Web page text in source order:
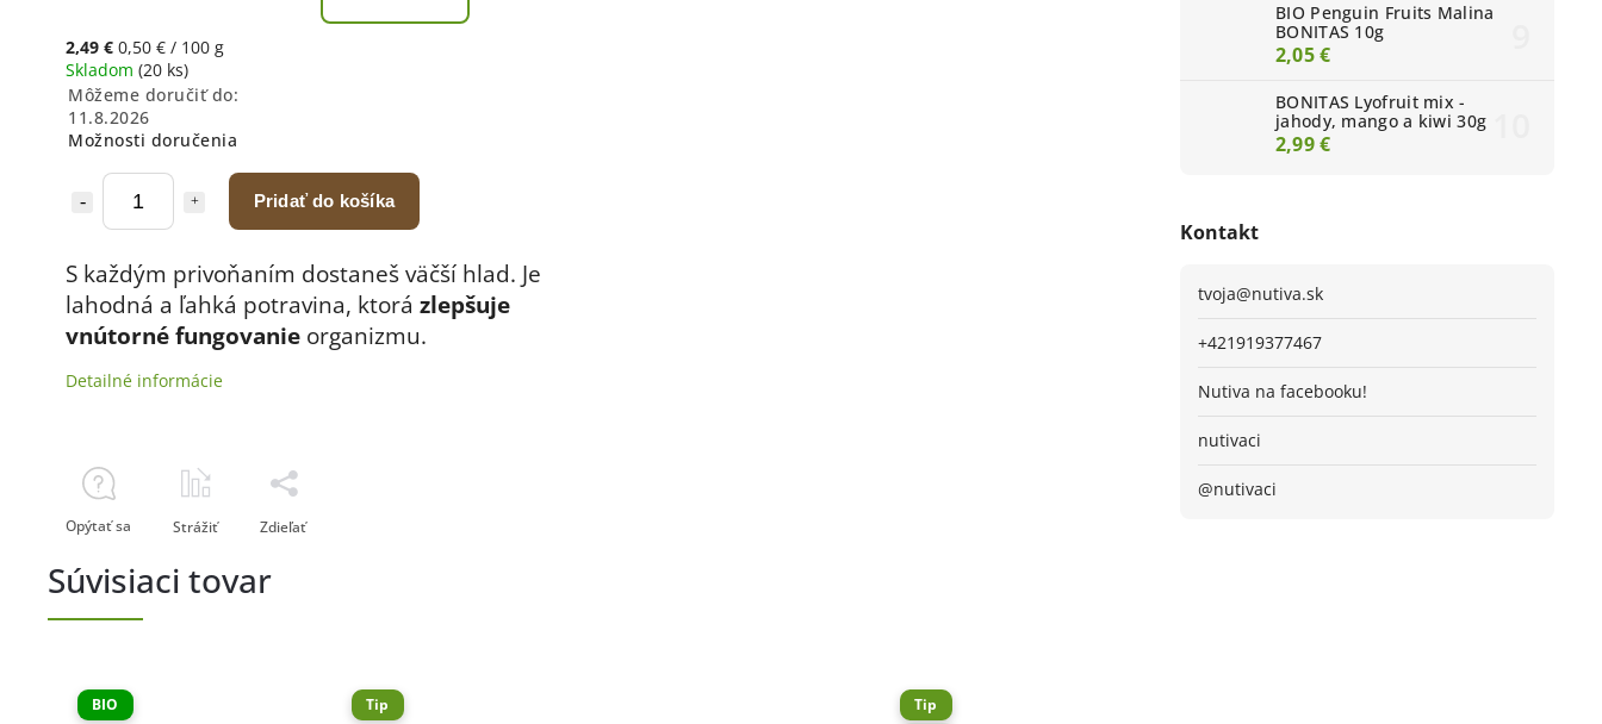
BIO Penguin Fruits Malina
BONITAS 10g
2,05 €
BONITAS Lyofruit mix -
jahody, mango a kiwi 30g
2,99 €
Kontakt
tvoja@nutiva.sk
+421919377467
Nutiva na facebooku!
nutivaci
@nutivaci
2,49 € 0,50 € / 100 g
Skladom (20 ks)
Môžeme doručiť do:
11.8.2026
Možnosti doručenia
Pridať do košíka
S každým privoňaním dostaneš väčší hlad. Je
lahodná a ľahká potravina, ktorá zlepšuje
vnútorné fungovanie organizmu.
Detailné informácie
Opýtať sa Strážiť Zdieľať
Súvisiaci tovar
BIO Tip
Tip